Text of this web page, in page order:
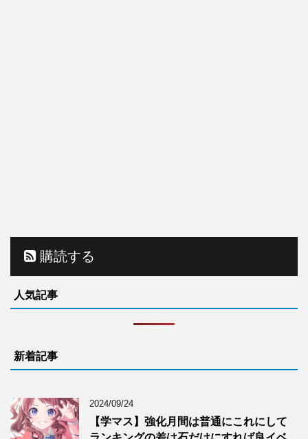
購読する
人気記事
新着記事
2024/09/24
【学マス】強化月間は普通にこれにして